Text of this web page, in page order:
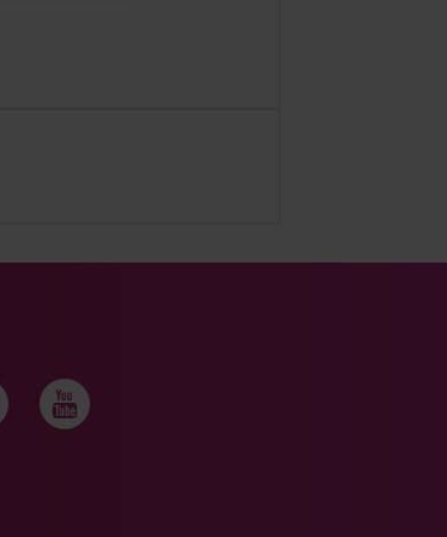
på facebook
oss på instagram
Följ oss på youtube